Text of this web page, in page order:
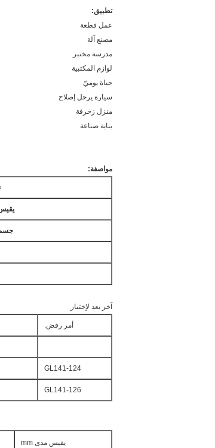
تطبيق:
عمل قطعة
مصنع آلة
مدرسة مختبر
لوازم المكتبية
حياة يوميّ
سيارة يرحل إصلاح
منزل زخرفة
بناية صناعة
مواصفة:
آخر بعد لإختبار
أمر رفض.
GL141-124
GL141-126
يقيس مدى mm